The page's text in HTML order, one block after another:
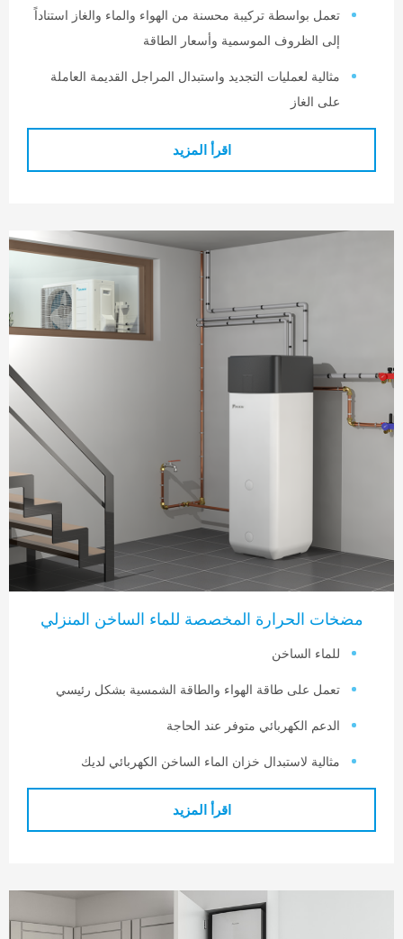
بواسطة تركيبة محسنة من الهواء والماء والغاز استناداً
الظروف الموسمية وأسعار الطاقة
لعمليات التجديد واستبدال المراجل القديمة العاملة
الحرارة المخصصة للماء الساخن المنزلي
الساخن
على طاقة الهواء والطاقة الشمسية بشكل رئيسي
الكهربائي متوفر عند الحاجة
لاستبدال خزان الماء الساخن الكهربائي لديك